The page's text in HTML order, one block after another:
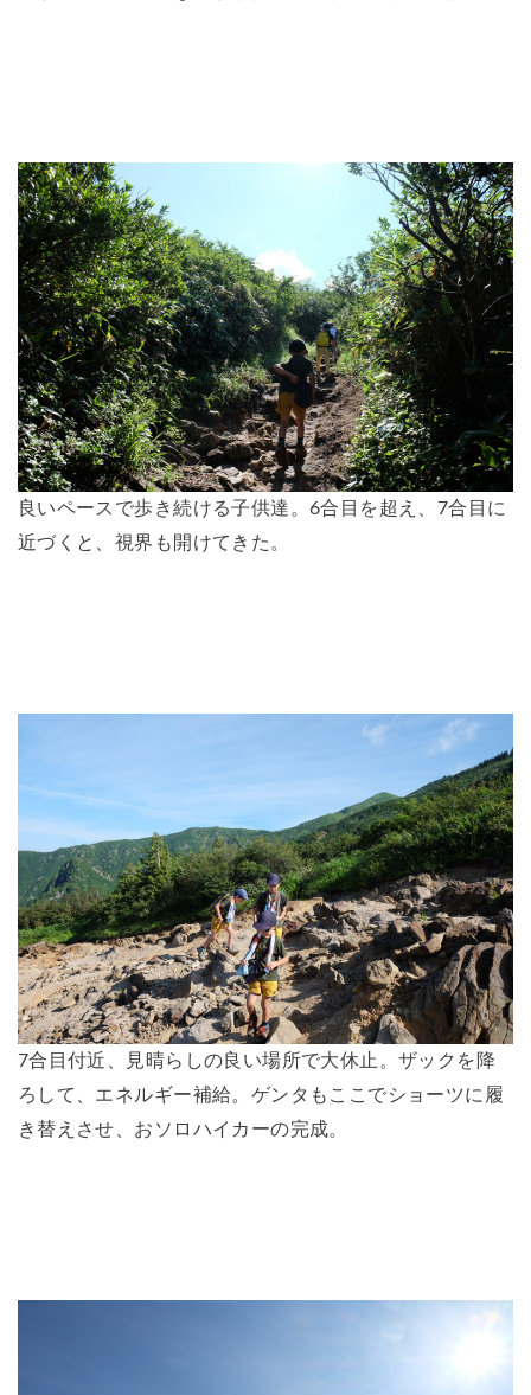
良いペースで歩き続ける子供達。6合目を超え、7合目に
近づくと、視界も開けてきた。
7合目付近、見晴らしの良い場所で大休止。ザックを降
ろして、エネルギー補給。ゲンタもここでショーツに履
き替えさせ、おソロハイカーの完成。